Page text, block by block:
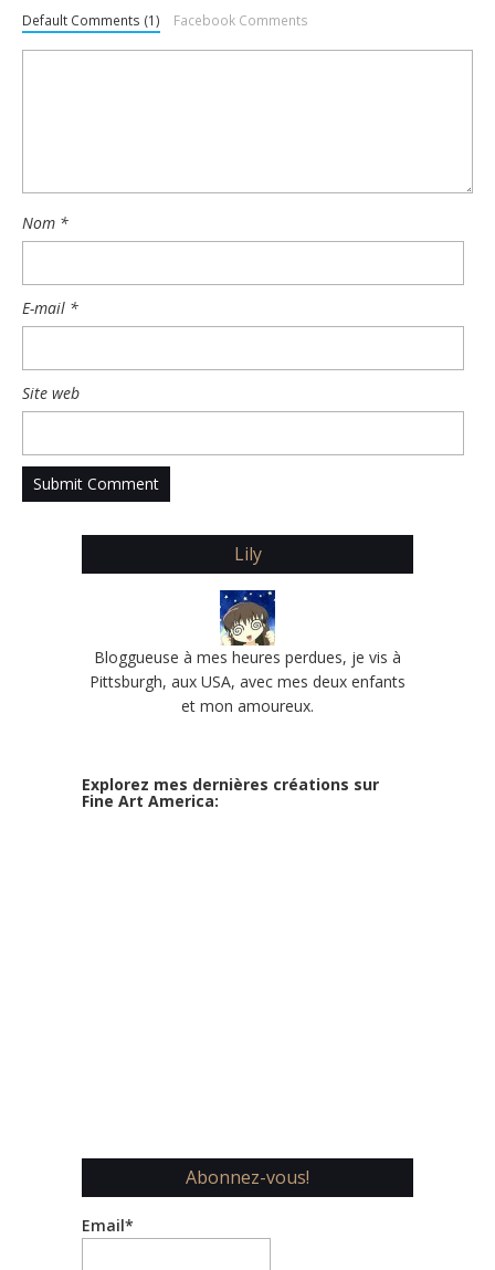
Default Comments (1) Facebook Comments
Nom *
E-mail *
Site web
Lily
Bloggueuse à mes heures perdues, je vis à
Pittsburgh, aux USA, avec mes deux enfants
et mon amoureux.
Explorez mes dernières créations sur
Fine Art America:
Abonnez-vous!
Email*